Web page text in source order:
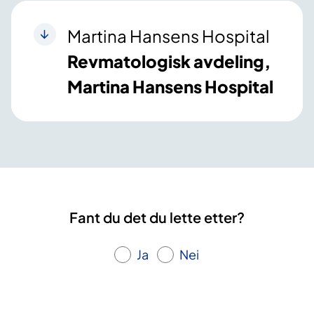
Martina Hansens Hospital
Revmatologisk avdeling,
Martina Hansens Hospital
Fant du det du lette etter?
Ja Nei